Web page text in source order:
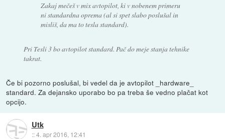
Zakaj mečeš v mix avtopilot, ki v nobenem primeru
ni standardna oprema (al si spet slabo poslušal in
misliš, da ma to tesla standard).
Pri Tesli 3 bo avtopilot standard. Pač do meje stanja tehnike
takrat.
Če bi pozorno poslušal, bi vedel da je avtopilot _hardware_
standard. Za dejansko uporabo bo pa treba še vedno plačat kot
opcijo.
Utk
::4. apr 2016, 12:41